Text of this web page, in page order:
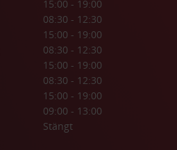
15:00 - 19:00
08:30 - 12:30
15:00 - 19:00
08:30 - 12:30
15:00 - 19:00
08:30 - 12:30
15:00 - 19:00
09:00 - 13:00
Stängt